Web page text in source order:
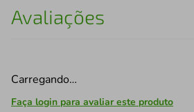
Avaliações
Carregando…
Faça login para avaliar este produto